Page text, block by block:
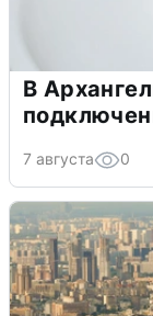
В
7 августа 0